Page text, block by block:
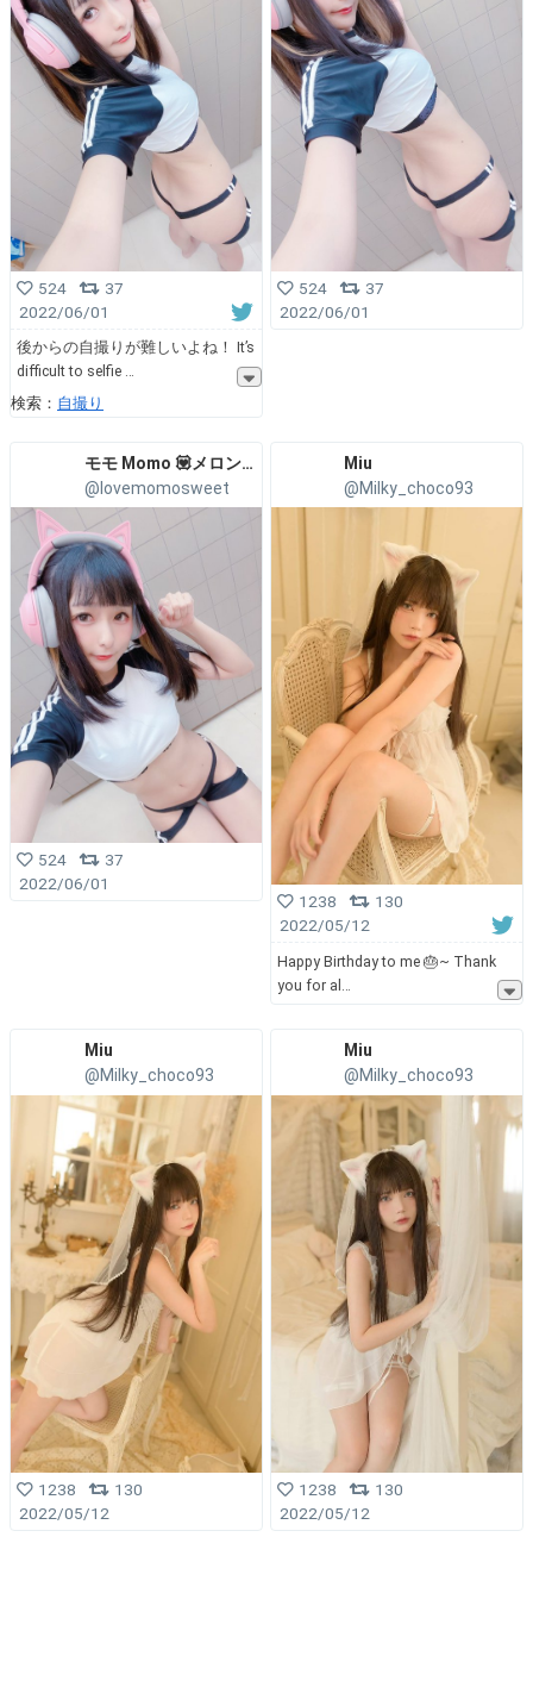
524
37
2022/06/01
後からの自撮りが難しいよね！ It’s
difficult to selfie
検索： 自撮り
524
37
2022/06/01
モモ Momo 💟メロン通販中
@lovemomosweet
524
37
2022/06/01
Miu
@Milky_choco93
1238
130
2022/05/12
Happy Birthday to me 🎂~ Thank
you for al
Miu
@Milky_choco93
1238
130
2022/05/12
Miu
@Milky_choco93
1238
130
2022/05/12